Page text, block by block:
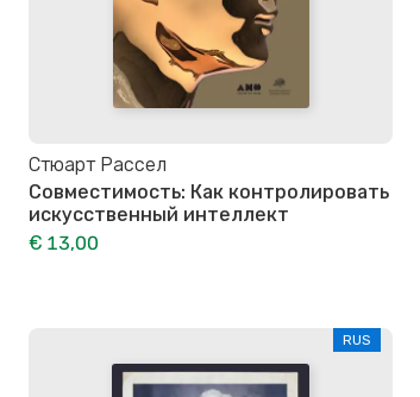
Стюарт Рассел
Совместимость: Как контролировать
искусственный интеллект
€ 13,00
RUS